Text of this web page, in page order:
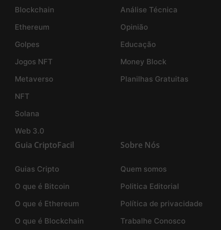
Blockchain
Ethereum
Golpes
Jogos NFT
Metaverso
NFT
Solana
Web 3.0
Análise Técnica
Opinião
Educação
Money Block
Planilhas Gratuitas
Guia CriptoFacil
Guias Cripto
O que é Bitcoin
O que é Ethereum
O que é Blockchain
Sobre Nós
Quem somos
Politica Editorial
Política de privacidade
Trabalhe Conosco